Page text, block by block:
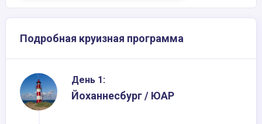
Подробная круизная программа
День 1:
Йоханнесбург / ЮАР